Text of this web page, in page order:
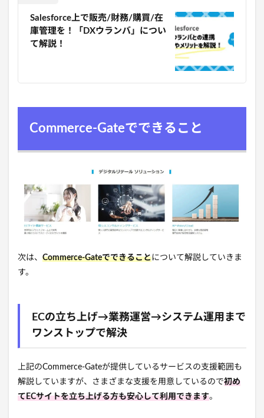
Salesforce上で販売/財務/購買/在
庫管理を！「DXウランバ」につい
て解説！
Commerce-Gateでできること
次は、 Commerce-Gateでできることについて解説していきま
す。
ECの立ち上げ→業務運営→システム運用まで
ワンストップで解決
上記のCommerce-Gateが提供しているサービスの支援範囲も
解説していますが、さまざまな支援を用意しているので初め
てECサイトを立ち上げる方も安心して利用できます。